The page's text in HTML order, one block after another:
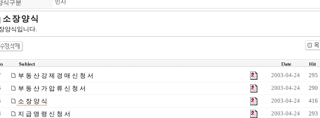
식구분 민사
소 장 양 식
양식입니다.
부 동 산 강 제 경 매 신 청 서 2003-04-24 295
부 동 산 가 압 류 신 청 서 2003-04-24 290
소 장 양 식 2003-04-24 416
지 급 명 령 신 청 서 2003-04-24 293